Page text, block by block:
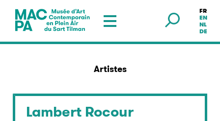
Musée en plein air — Sart Tilman
FR
EN
NL
DE
Artistes
Lambert Rocour